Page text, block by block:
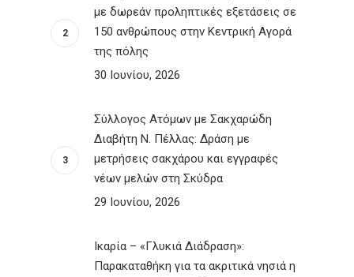
με δωρεάν προληπτικές εξετάσεις σε
150 ανθρώπους στην Κεντρική Αγορά
της πόλης
30 Ιουνίου, 2026
Σύλλογος Ατόμων με Σακχαρώδη
Διαβήτη Ν. Πέλλας: Δράση με
μετρήσεις σακχάρου και εγγραφές
νέων μελών στη Σκύδρα
29 Ιουνίου, 2026
Ικαρία – «Γλυκιά Διάδραση»:
Παρακαταθήκη για τα ακριτικά νησιά η